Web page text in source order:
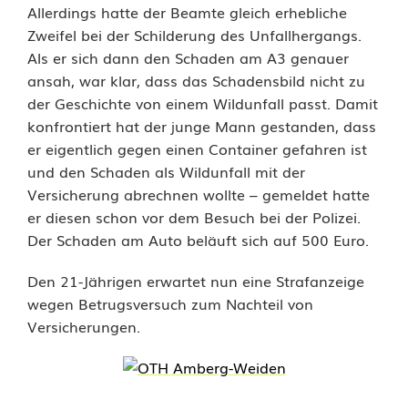
V
e
r
s
i
c
h
r
u
Allerdings hatte der Beamte gleich erhebliche
Zweifel bei der Schilderung des Unfallhergangs.
Als er sich dann den Schaden am A3 genauer
ansah, war klar, dass das Schadensbild nicht zu
der Geschichte von einem Wildunfall passt. Damit
konfrontiert hat der junge Mann gestanden, dass
er eigentlich gegen einen Container gefahren ist
und den Schaden als Wildunfall mit der
Versicherung abrechnen wollte – gemeldet hatte
er diesen schon vor dem Besuch bei der Polizei.
Der Schaden am Auto beläuft sich auf 500 Euro.
Den 21-Jährigen erwartet nun eine Strafanzeige
wegen Betrugsversuch zum Nachteil von
Versicherungen.